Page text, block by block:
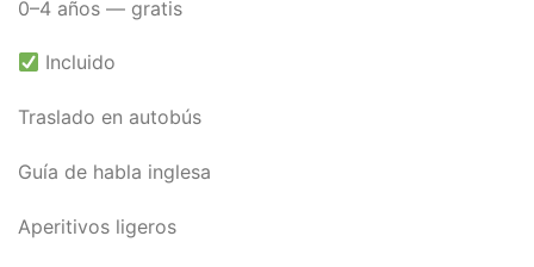
0–4 años — gratis
Incluido
Traslado en autobús
Guía de habla inglesa
Aperitivos ligeros